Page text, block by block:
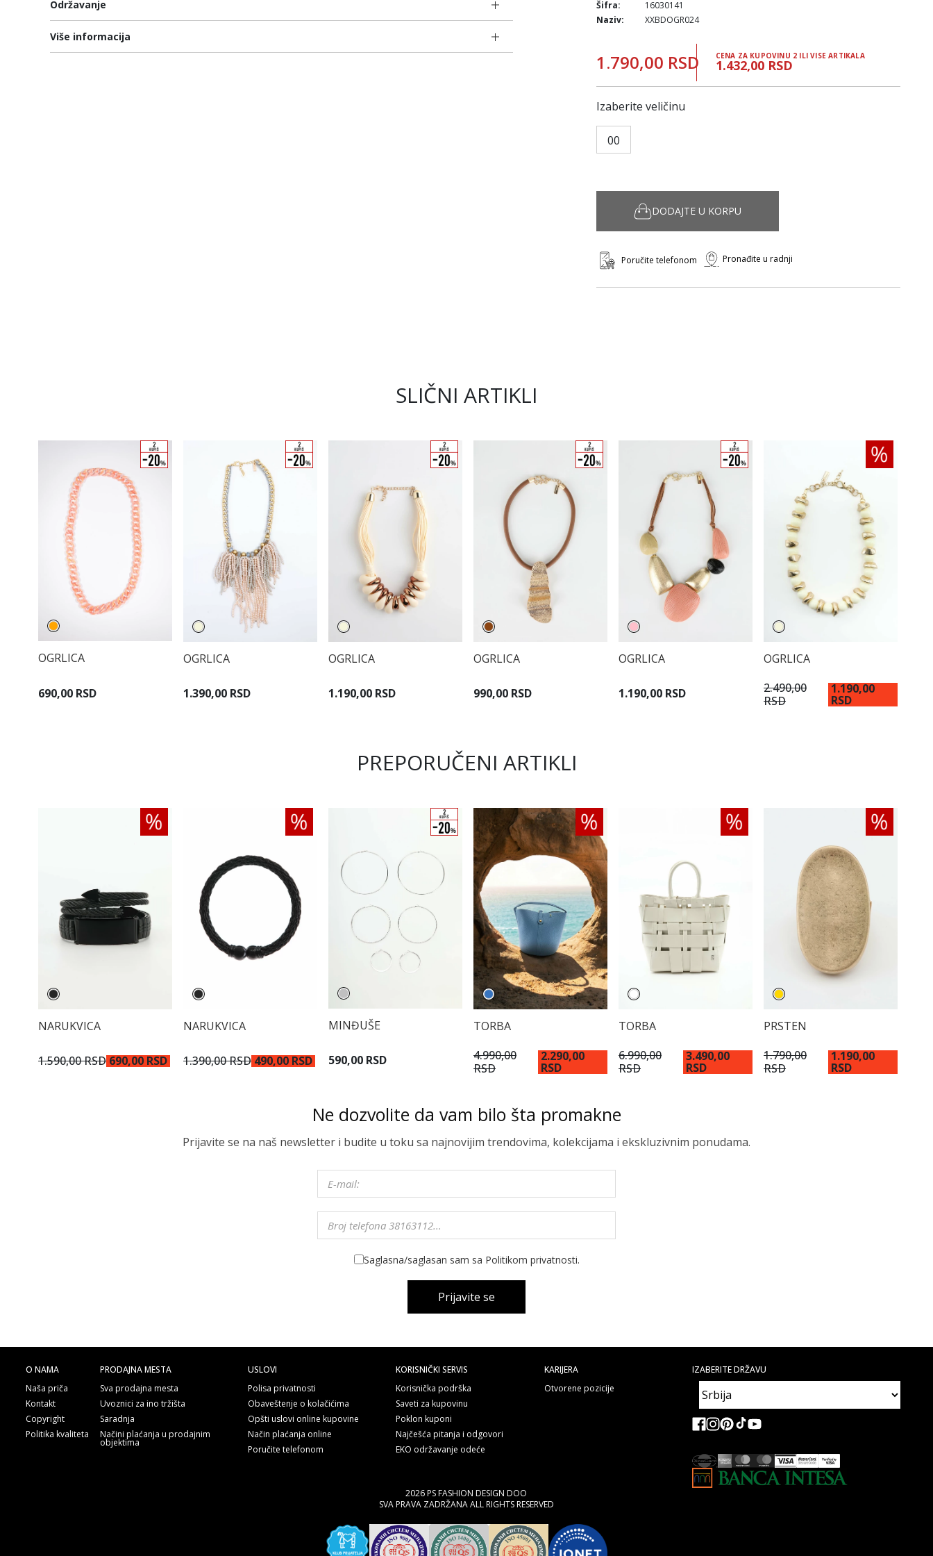
Održavanje
Više informacija
Šifra:
16030141
Naziv:
XXBDOGR024
1.790,00 RSD CENA ZA KUPOVINU 2 ILI VISE ARTIKALA
1.432,00 RSD
Izaberite veličinu
00
DODAJTE U KORPU
Poručite telefonom Pronađite u radnji
SLIČNI ARTIKLI
OGRLICA
690,00 RSD
OGRLICA
1.390,00 RSD
OGRLICA
1.190,00 RSD
OGRLICA
990,00 RSD
OGRLICA
1.190,00 RSD
OGRLICA
2.490,00
RSD
1.190,00
RSD
PREPORUČENI ARTIKLI
NARUKVICA
1.590,00 RSD 690,00 RSD
NARUKVICA
1.390,00 RSD 490,00 RSD
MINĐUŠE
590,00 RSD
TORBA
4.990,00
RSD
2.290,00
RSD
TORBA
6.990,00
RSD
3.490,00
RSD
PRSTEN
1.790,00
RSD
1.190,00
RSD
Ne dozvolite da vam bilo šta promakne
Prijavite se na naš newsletter i budite u toku sa najnovijim trendovima, kolekcijama i ekskluzivnim ponudama.
Saglasna/saglasan sam sa Politikom privatnosti.
Prijavite se
O NAMA
Naša priča
Kontakt
Copyright
Politika kvaliteta
PRODAJNA MESTA
Sva prodajna mesta
Uvoznici za ino tržišta
Saradnja
Načini plaćanja u prodajnim
objektima
USLOVI
Polisa privatnosti
Obaveštenje o kolačićima
Opšti uslovi online kupovine
Način plaćanja online
Poručite telefonom
KORISNIČKI SERVIS
Korisnička podrška
Saveti za kupovinu
Poklon kuponi
Najčešća pitanja i odgovori
EKO održavanje odeće
KARIJERA
Otvorene pozicije
IZABERITE DRŽAVU
2026 PS FASHION DESIGN DOO
SVA PRAVA ZADRŽANA ALL RIGHTS RESERVED